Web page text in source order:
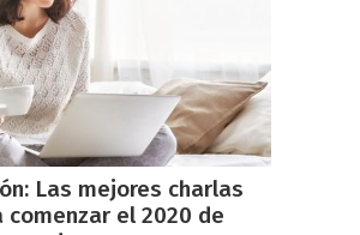
Las mejores charlas
comenzar el 2020 de